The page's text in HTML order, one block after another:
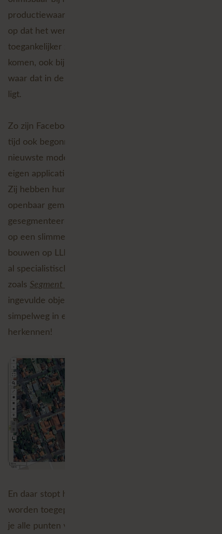
productiewaardige applicaties. Het lijkt er dus wel
op dat het werken met geografische data een stuk
toegankelijker zal worden en vaker naar voren zal
komen, ook bij bedrijven, sectoren en use-cases
waar dat in de eerste instantie niet voor de hand
ligt.
Zo zijn Facebook en andere grote namen de laatste
tijd ook begonnen met het open-sourcen van hun
nieuwste modellen, zodat iedereen hier ook hun
eigen applicaties mee verder kunnen ontwikkelen.
Zij hebben hun Segment Anything Model (SAM)
openbaar gemaakt, waarbij alle objecten op foto’s
gesegmenteerd en geclassificeerd kunnen worden
op een slimme nieuwe manier. Door verder te
bouwen op LLM’s en het SAM model, zijn hier ook
al specialistische ruimtelijke tools voor gemaakt
zoals Segment Geospatial
ingevulde objecten segmenteren op luchtfoto’s door
simpelweg in een tekstveld in te vullen wat je wilt
herkennen!
En daar stopt het niet! Hetzelfde principe kan
worden toegepast op
je alle punten van aparte gebouwen van elkaar kunt